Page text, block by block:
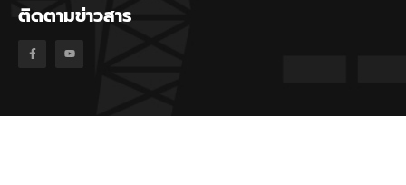
ติดตามข่าวสาร